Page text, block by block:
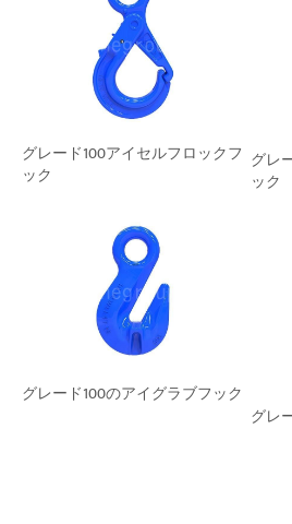
グレード100アイセルフロックフ
ック
グレ
ック
グレード100のアイグラブフック
グレ